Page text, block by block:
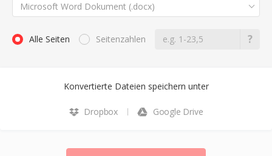
Microsoft Word Dokument (.docx)
Alle Seiten Seitenzahlen
Konvertierte Dateien speichern unter
Dropbox Google Drive